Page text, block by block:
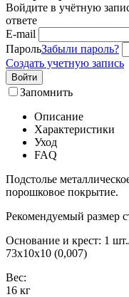
Войдите в учётную
ответе
E-mail
ПарольЗабыли пароль?
Создать учетную запись
Войти
Запомнить
Описание
Характеристики
Уход
FAQ
Подстолье
порошковое покрытие.
Рекомендуемый размер
Основание и крест: 1
73х10х10 (0,007)
Вес:
16 кг